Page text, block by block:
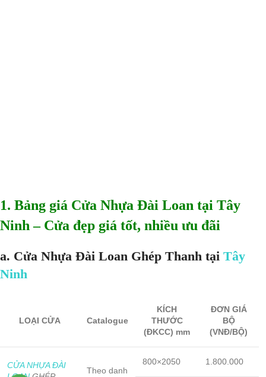
1. Bảng giá Cửa Nhựa Đài Loan tại Tây
Ninh – Cửa đẹp giá tốt, nhiều ưu đãi
a. Cửa Nhựa Đài Loan Ghép Thanh tại Tây
Ninh
LOẠI CỬA Catalogue
KÍCH
THƯỚC
(ĐKCC) mm
ĐƠN GIÁ
BỘ
(VNĐ/BỘ)
CỬA NHỰA ĐÀI
Theo danh
800×2050 1.800.000